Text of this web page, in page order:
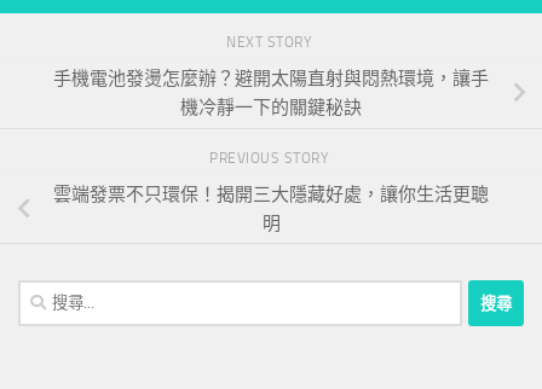
NEXT STORY
手機電池發燙怎麼辦？避開太陽直射與悶熱環境，讓手
機冷靜一下的關鍵秘訣
PREVIOUS STORY
雲端發票不只環保！揭開三大隱藏好處，讓你生活更聰
明
搜
尋